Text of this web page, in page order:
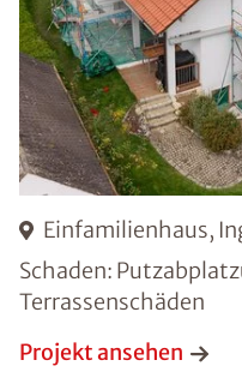
Einfamilienhaus,
Schaden:
Terrassenschäden
Projekt ansehen